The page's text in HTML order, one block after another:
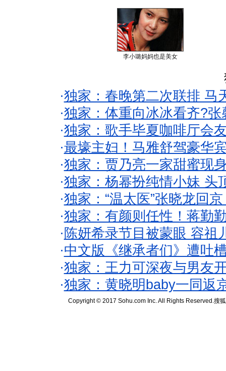
李小璐妈妈也是美女
·独家：春晚第二次联排 马
·独家：体重向冰冰看齐?
·独家：歌手毕夏咖啡厅会
·最壕主妇！马雅舒驾豪华
·独家：贾乃亮一家甜蜜现
·独家：杨幂扮纯情小妹 头
·独家：“温太医”张晓龙回
·独家：有颜则任性！蒋勤
· 陈妍希录节目被蒙眼 容祖
·中文版《继承者们》遭吐
·独家：王力可深夜与男友
·独家：黄晓明baby一同返
Copyright © 2017 Sohu.com Inc. All Rights Reserved.搜